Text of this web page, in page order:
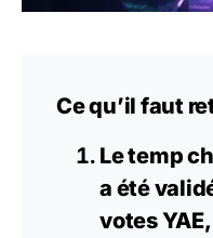
Ce qu’il faut
Le temp
a été
votes